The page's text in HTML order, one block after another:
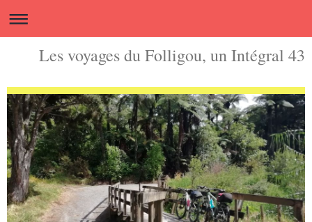
Les voyages du Folligou, un Intégral 43